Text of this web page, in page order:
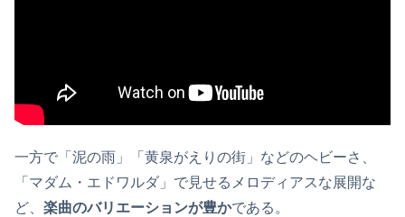
一方で「泥の雨」「黄泉がえりの街」などのヘビーさ、
「マダム・エドワルダ」で見せるメロディアスな展開な
ど、 楽曲のバリエーションが豊かである。